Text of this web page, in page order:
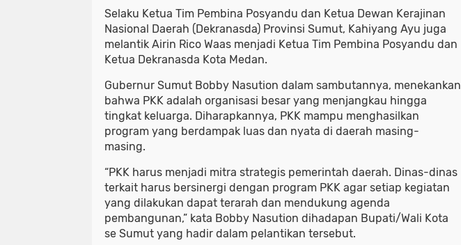
Selaku Ketua Tim Pembina Posyandu dan Ketua Dewan Kerajinan
Nasional Daerah (Dekranasda) Provinsi Sumut, Kahiyang Ayu juga
melantik Airin Rico Waas menjadi Ketua Tim Pembina Posyandu dan
Ketua Dekranasda Kota Medan.
Gubernur Sumut Bobby Nasution dalam sambutannya, menekankan
bahwa PKK adalah organisasi besar yang menjangkau hingga
tingkat keluarga. Diharapkannya, PKK mampu menghasilkan
program yang berdampak luas dan nyata di daerah masing-
masing.
“PKK harus menjadi mitra strategis pemerintah daerah. Dinas-dinas
terkait harus bersinergi dengan program PKK agar setiap kegiatan
yang dilakukan dapat terarah dan mendukung agenda
pembangunan,” kata Bobby Nasution dihadapan Bupati/Wali Kota
se Sumut yang hadir dalam pelantikan tersebut.